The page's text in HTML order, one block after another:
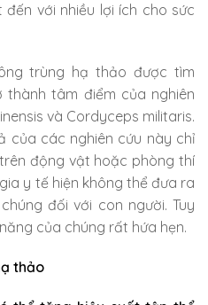
với nhiều lợi ích cho sức
trùng hạ thảo được tìm
tâm điểm của nghiên
và Cordyceps militaris.
của các nghiên cứu này chỉ
động vật hoặc phòng thí
y tế hiện không thể đưa ra
đối với con người. Tuy
của chúng rất hứa hẹn.
thảo